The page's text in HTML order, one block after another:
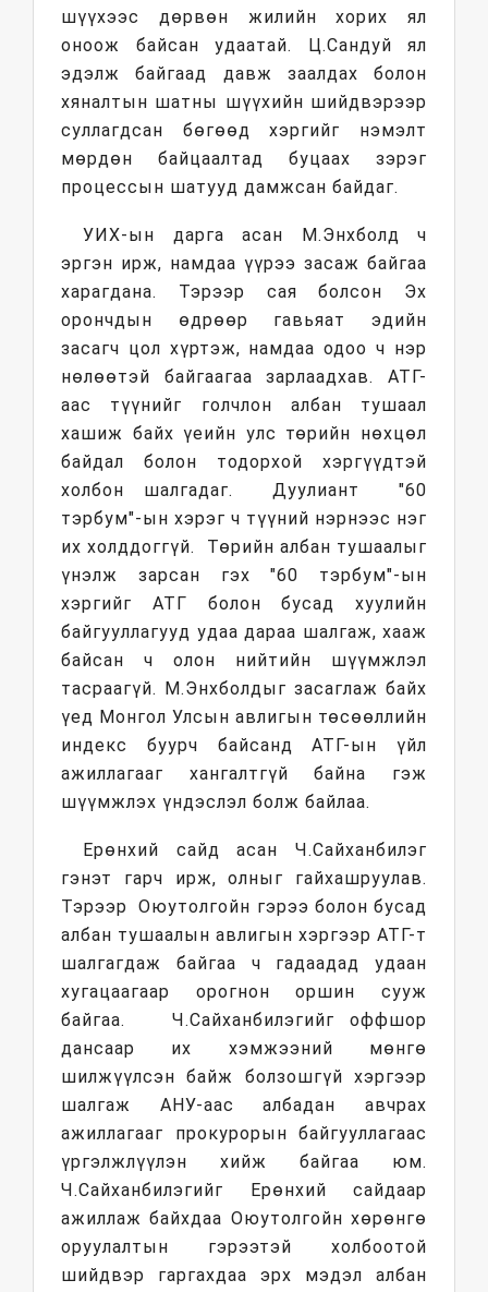
шүүхээс дөрвөн жилийн хорих ял
оноож байсан удаатай. Ц.Сандуй ял
эдэлж байгаад давж заалдах болон
хяналтын шатны шүүхийн шийдвэрээр
суллагдсан бөгөөд хэргийг нэмэлт
мөрдөн байцаалтад буцаах зэрэг
процессын шатууд дамжсан байдаг.
УИХ-ын дарга асан М.Энхболд ч
эргэн ирж, намдаа үүрээ засаж байгаа
харагдана. Тэрээр сая болсон Эх
орончдын өдрөөр гавьяат эдийн
засагч цол хүртэж, намдаа одоо ч нэр
нөлөөтэй байгаагаа зарлаадхав. АТГ-
аас түүнийг голчлон албан тушаал
хашиж байх үеийн улс төрийн нөхцөл
байдал болон тодорхой хэргүүдтэй
холбон шалгадаг. Дуулиант "60
тэрбум"-ын хэрэг ч түүний нэрнээс нэг
их холддоггүй. Төрийн албан тушаалыг
үнэлж зарсан гэх "60 тэрбум"-ын
хэргийг АТГ болон бусад хуулийн
байгууллагууд удаа дараа шалгаж, хааж
байсан ч олон нийтийн шүүмжлэл
тасраагүй. М.Энхболдыг засаглаж байх
үед Монгол Улсын авлигын төсөөллийн
индекс буурч байсанд АТГ-ын үйл
ажиллагааг хангалтгүй байна гэж
шүүмжлэх үндэслэл болж байлаа.
Ерөнхий сайд асан Ч.Сайханбилэг
гэнэт гарч ирж, олныг гайхашруулав.
Тэрээр Оюутолгойн гэрээ болон бусад
албан тушаалын авлигын хэргээр АТГ-т
шалгагдаж байгаа ч гадаадад удаан
хугацаагаар орогнон оршин сууж
байгаа. Ч.Сайханбилэгийг оффшор
дансаар их хэмжээний мөнгө
шилжүүлсэн байж болзошгүй хэргээр
шалгаж АНУ-аас албадан авчрах
ажиллагааг прокурорын байгууллагаас
үргэлжлүүлэн хийж байгаа юм.
Ч.Сайханбилэгийг Ерөнхий сайдаар
ажиллаж байхдаа Оюутолгойн хөрөнгө
оруулалтын гэрээтэй холбоотой
шийдвэр гаргахдаа эрх мэдэл албан